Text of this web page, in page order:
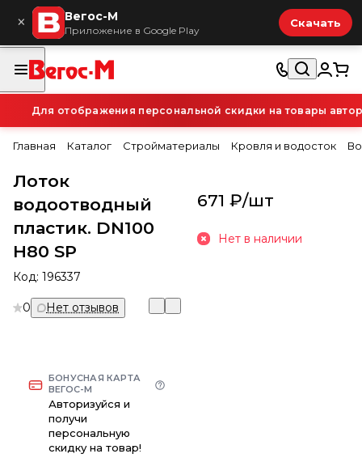
× Вегос-М
Приложение в Google Play
Скачать
Для отображения персональной скидки на товары
Главная Каталог Стройматериалы Кровля и водосток
Лоток
водоотводный
пластик. DN100
Н80 SP
Код: 196337
0 Нет отзывов
БОНУСНАЯ КАРТА
ВЕГОС-М
Авторизуйся и
получи
персональную
скидку на товар!
671 ₽/шт
Нет в наличии